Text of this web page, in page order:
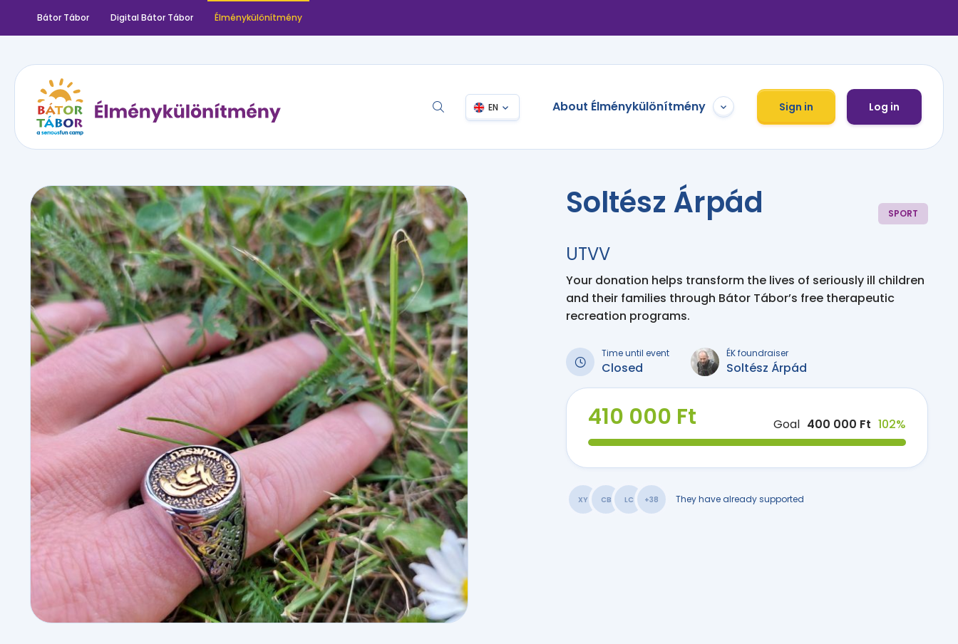
Bátor Tábor Digital Bátor Tábor Élménykülönítmény
EN About Élménykülönítmény Sign in Log in
Soltész Árpád SPORT
UTVV
Your donation helps transform the lives of seriously ill children
and their families through Bátor Tábor’s free therapeutic
recreation programs.
Time until event
Closed
ÉK foundraiser
Soltész Árpád
410 000 Ft Goal 400 000 Ft 102%
XY CB LC +38 They have already supported